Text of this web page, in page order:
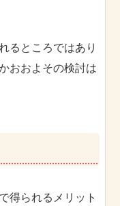
るところではあり
おおよその検討は
得られるメリット